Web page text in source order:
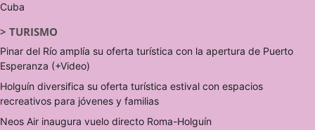
Cuba
> TURISMO
Pinar del Río amplía su oferta turística con la apertura de Puerto
Esperanza (+Video)
Holguín diversifica su oferta turística estival con espacios
recreativos para jóvenes y familias
Neos Air inaugura vuelo directo Roma-Holguín